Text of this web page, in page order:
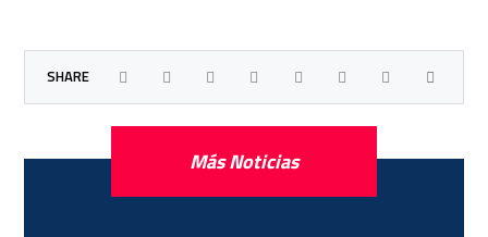
Más Noticias